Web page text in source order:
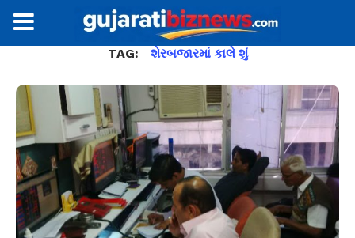
TAG: શેરબજારમાં કાલે શું